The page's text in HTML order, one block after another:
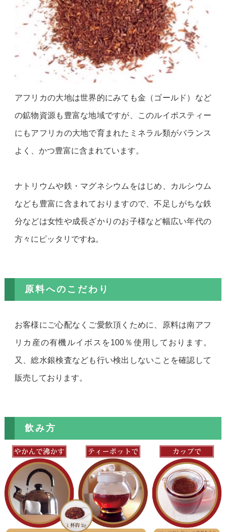
アフリカの大地は世界的にみても金（ゴールド）など
の鉱物資源も豊富な地域ですが、このルイボスティー
にもアフリカの大地で育まれたミネラル類がバランス
よく、かつ豊富に含まれています。
ナトリウムや鉄・マグネシウムをはじめ、カルシウム
なども豊富に含まれておりますので、不足しがちな鉄
分などは女性や成長ざかりのお子様など幅広い年代の
方々にピッタリですね。
原料へのこだわり
お客様にご心配なくご愛飲頂くために、原料は南アフ
リカ産の有機ルイボスを100％使用しております。
又、総水銀検査なども行い検出しないことを確認して
販売しております。
飲み方